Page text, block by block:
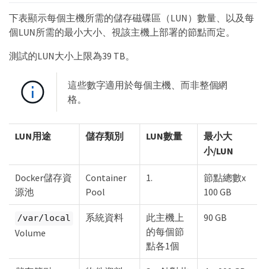
下表顯示每個主機所需的儲存磁碟區（LUN）數量、以及每
個LUN所需的最小大小、視該主機上部署的節點而定。
測試的LUN大小上限為39 TB。
這些數字適用於每個主機、而非整個網
格。
LUN用途 儲存類別 LUN數量
最小大
小/LUN
Docker儲存資
源池
Container
Pool
1.
節點總數x
100 GB
/var/local
Volume
系統資料
此主機上
的每個節
點各1個
90 GB